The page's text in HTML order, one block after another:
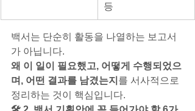
등
백서는 단순히 활동을 나열하는 보고서
가 아닙니다.
왜 이 일이 필요했고, 어떻게 수행되었으
며, 어떤 결과를 남겼는지 를 서사적으로
정리하는 것이 핵심입니다.